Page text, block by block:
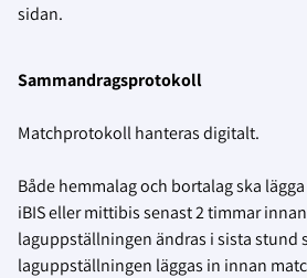
sidan.
Sammandragsprotokoll
Matchprotokoll hanteras digitalt.
Både hemmalag och bortalag ska
iBIS eller mittibis senast 2 timmar
laguppställningen ändras i sista stund
laguppställningen läggas in innan